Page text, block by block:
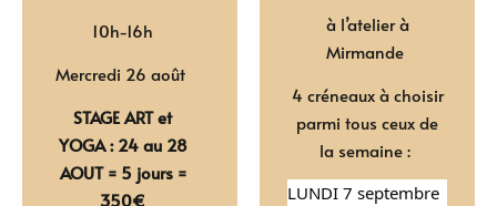
10h-16h
Mercredi 26 août
STAGE ART et
YOGA : 24 au 28
AOUT = 5 jours =
350€
à l’atelier à
Mirmande
4 créneaux à choisir
parmi tous ceux de
la semaine :
LUNDI 7 septembre